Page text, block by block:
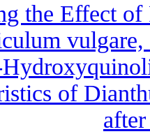
the Effect
of